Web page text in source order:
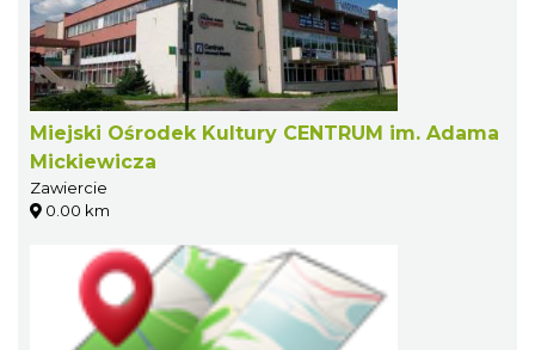
Miejski Ośrodek Kultury CENTRUM im. Adama
Mickiewicza
Zawiercie
0.00 km